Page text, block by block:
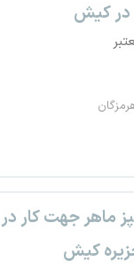
در کیش
ماهر جهت کار در
کیش